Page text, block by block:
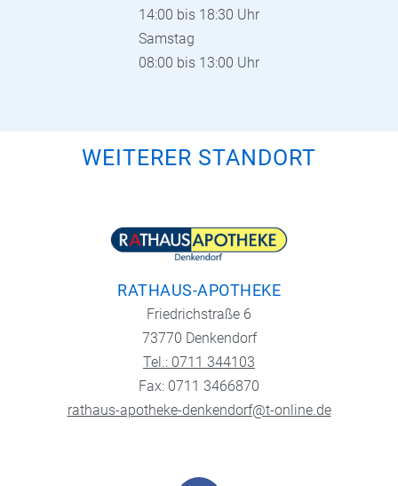
14:00 bis 18:30 Uhr
Samstag
08:00 bis 13:00 Uhr
WEITERER STANDORT
RATHAUS-APOTHEKE
Friedrichstraße 6
73770 Denkendorf
Tel.: 0711 344103
Fax: 0711 3466870
rathaus-apotheke-denkendorf@t-online.de